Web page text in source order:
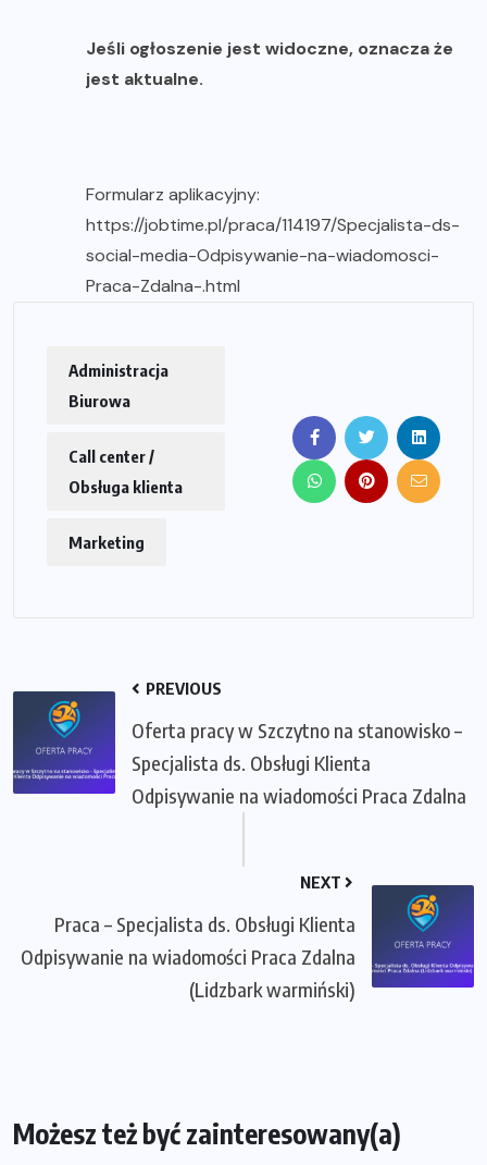
Jeśli ogłoszenie jest widoczne, oznacza że
jest aktualne.
Formularz aplikacyjny:
https://jobtime.pl/praca/114197/Specjalista-ds-
social-media-Odpisywanie-na-wiadomosci-
Praca-Zdalna-.html
Administracja
Biurowa
Call center /
Obsługa klienta
Marketing
PREVIOUS
Oferta pracy w Szczytno na stanowisko –
Specjalista ds. Obsługi Klienta
Odpisywanie na wiadomości Praca Zdalna
NEXT
Praca – Specjalista ds. Obsługi Klienta
Odpisywanie na wiadomości Praca Zdalna
(Lidzbark warmiński)
Możesz też być zainteresowany(a)